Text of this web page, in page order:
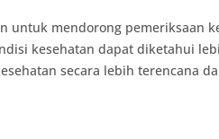
untuk mendorong pemeriksaan
kesehatan dapat diketahui
secara lebih terencana